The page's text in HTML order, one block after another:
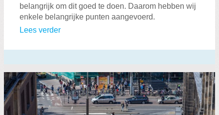
belangrijk om dit goed te doen. Daarom hebben wij
enkele belangrijke punten aangevoerd.
Lees verder